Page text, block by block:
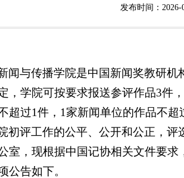
发布时间：
闻与传播学院是中国新闻奖教研机
，学院可按要求报送参评作品3件
超过1件，1家新闻单位的作品不超
初评工作的公平、公开和公正，评
室，现根据中国记协相关文件要求
公告如下。